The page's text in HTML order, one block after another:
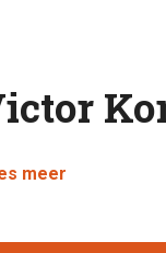
meer